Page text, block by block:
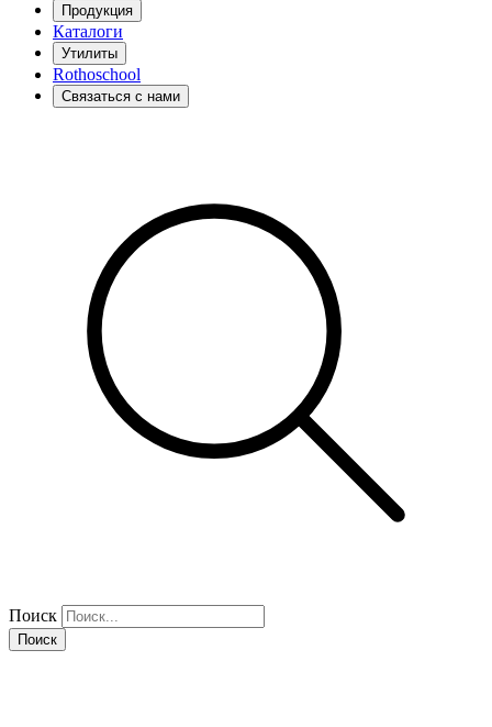
Продукция
Каталоги
Утилиты
Rothoschool
Связаться с нами
Поиск
Поиск